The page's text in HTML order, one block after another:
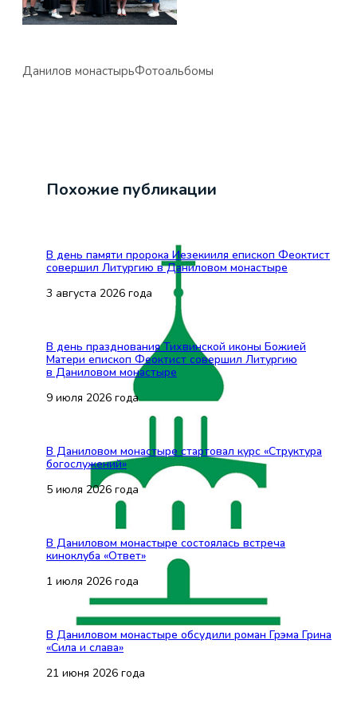
Данилов монастырьФотоальбомы
Похожие публикации
В день памяти пророка Иезекииля епископ Феоктист
совершил Литургию в Даниловом монастыре
3 августа 2026 года
В день празднования Тихвинской иконы Божией
Матери епископ Феоктист совершил Литургию
в Даниловом монастыре
9 июля 2026 года
В Даниловом монастыре стартовал курс «Структура
богослужений»
5 июля 2026 года
В Даниловом монастыре состоялась встреча
киноклуба «Ответ»
1 июля 2026 года
В Даниловом монастыре обсудили роман Грэма Грина
«Сила и слава»
21 июня 2026 года